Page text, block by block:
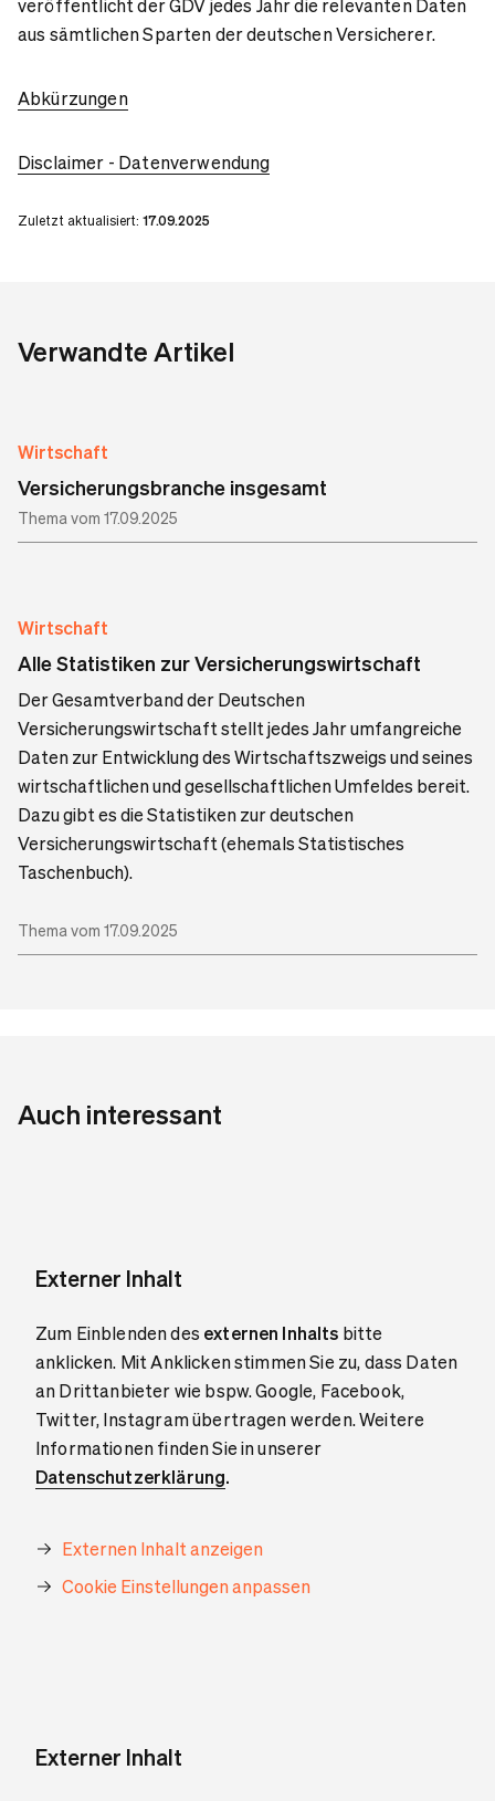
veröffentlicht der GDV jedes Jahr die relevanten Daten
aus sämtlichen Sparten der deutschen Versicherer.
Abkürzungen
Disclaimer - Datenverwendung
Zuletzt aktualisiert: 17.09.2025
Verwandte Artikel
Wirtschaft
Versicherungsbranche insgesamt
Thema vom 17.09.2025
Wirtschaft
Alle Statistiken zur Versicherungswirtschaft
Der Gesamtverband der Deutschen
Versicherungswirtschaft stellt jedes Jahr umfangreiche
Daten zur Entwicklung des Wirtschaftszweigs und seines
wirtschaftlichen und gesellschaftlichen Umfeldes bereit.
Dazu gibt es die Statistiken zur deutschen
Versicherungswirtschaft (ehemals Statistisches
Taschenbuch).
Thema vom 17.09.2025
Auch interessant
Externer Inhalt
Zum Einblenden des externen Inhalts bitte
anklicken. Mit Anklicken stimmen Sie zu, dass Daten
an Drittanbieter wie bspw. Google, Facebook,
Twitter, Instagram übertragen werden. Weitere
Informationen finden Sie in unserer
Datenschutzerklärung.
Externen Inhalt anzeigen
Cookie Einstellungen anpassen
Externer Inhalt